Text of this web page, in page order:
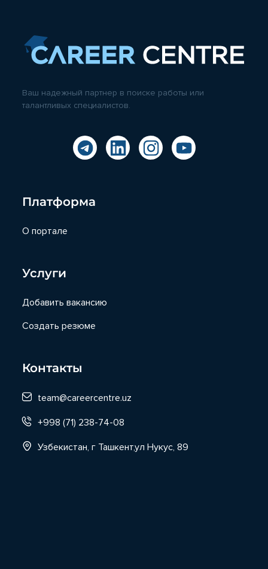
Ваш надежный партнер в поиске работы или
талантливых специалистов.
Платформа
О портале
Услуги
Добавить вакансию
Создать резюме
Контакты
team@careercentre.uz
+998 (71) 238-74-08
Узбекистан, г Ташкент,ул Нукус, 89